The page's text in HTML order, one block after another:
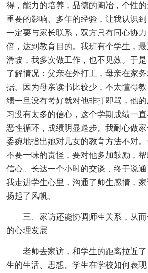
得，能力的培养，品德的陶冶，个性
重要的影响。多年的经验，让我认识
一定要与家长联系，双方只有同心协
倍，达到教育目的。我班有个学生，
滑坡，我多次做工作，也不见效。于
了解情况：父亲在外打工，母亲在家
据。因为母亲读书比较少，不太懂得
绩一旦没有考好就对他非打即骂，他
习没有太多的信心，这个学期成绩一
恶性循环，成绩明显退步。我耐心做家
委婉地指出她对儿女的教育方法不对
不要一味的责怪，要对他多加鼓励，
信心。长达一个小时的交谈，终于说
我走进学生心里，沟通了师生感情，
扬起了风帆。
三、家访还能协调师生关系，从
的心理发展
老师去家访，和学生的距离拉近
生的生活、思想。学生在学校如何表现